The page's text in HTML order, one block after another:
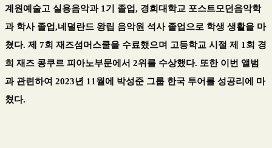
계원예술고 실용음악과 1기 졸업, 경희대학교 포스트모던음악학
과 학사 졸업,네덜란드 왕립 음악원 석사 졸업으로 학생 생활을 마
쳤다. 제 7회 재즈섬머스쿨을 수료했으며 고등학교 시절 제 1회 경
희 재즈 콩쿠르 피아노부문에서 2위를 수상했다. 또한 이번 앨범
과 관련하여 2023년 11월에 박성준 그룹 한국 투어를 성공리에 마
쳤다.